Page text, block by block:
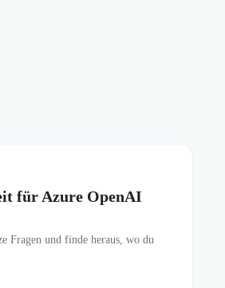
für Azure OpenAI
Fragen und finde heraus, wo du